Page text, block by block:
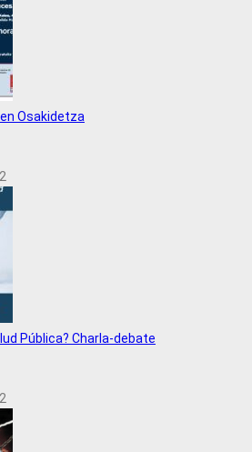
Osakidetza
Pública? Charla-debate